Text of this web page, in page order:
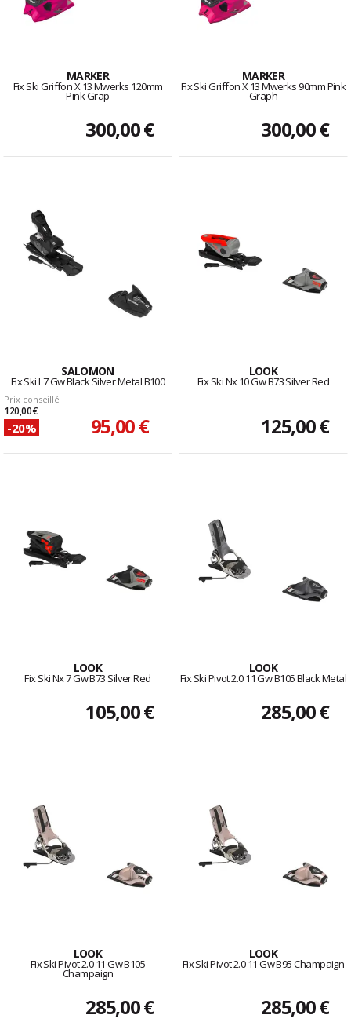
MARKER
Fix Ski Griffon X 13 Mwerks 120mm
Pink Grap
300,00 €
MARKER
Fix Ski Griffon X 13 Mwerks 90mm Pink
Graph
300,00 €
SALOMON
Fix Ski L7 Gw Black Silver Metal B100
Prix conseillé
120,00 €
-20% 95,00 €
LOOK
Fix Ski Nx 10 Gw B73 Silver Red
125,00 €
LOOK
Fix Ski Nx 7 Gw B73 Silver Red
105,00 €
LOOK
Fix Ski Pivot 2.0 11 Gw B105 Black Metal
285,00 €
LOOK
Fix Ski Pivot 2.0 11 Gw B105
Champaign
285,00 €
LOOK
Fix Ski Pivot 2.0 11 Gw B95 Champaign
285,00 €